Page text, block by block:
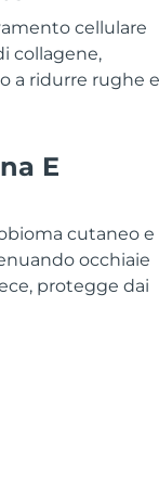
cellulare
collagene,
a ridurre rughe e
E
cutaneo e
occhiaie
protegge dai
Gel